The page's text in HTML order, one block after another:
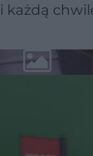
każdą